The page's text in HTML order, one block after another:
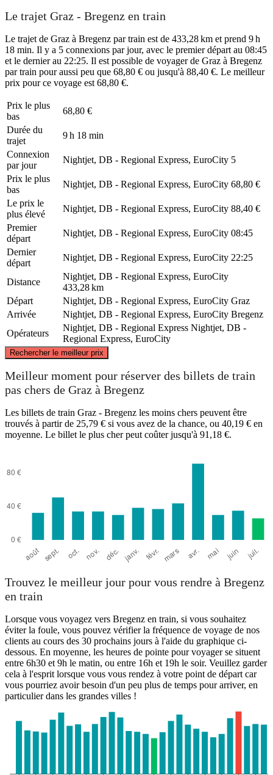
Le trajet Graz - Bregenz en train
Le trajet de Graz à Bregenz par train est de 433,28 km et prend 9 h
18 min. Il y a 5 connexions par jour, avec le premier départ au 08:45
et le dernier au 22:25. Il est possible de voyager de Graz à Bregenz
par train pour aussi peu que 68,80 € ou jusqu'à 88,40 €. Le meilleur
prix pour ce voyage est 68,80 €.
Prix ​​le plus
bas
68,80 €
Durée du
trajet
9 h 18 min
Connexion
par jour
Nightjet, DB - Regional Express, EuroCity 5
Prix ​​le plus
bas
Nightjet, DB - Regional Express, EuroCity 68,80 €
Le prix le
plus élevé
Nightjet, DB - Regional Express, EuroCity 88,40 €
Premier
départ
Nightjet, DB - Regional Express, EuroCity 08:45
Dernier
départ
Nightjet, DB - Regional Express, EuroCity 22:25
Distance
Nightjet, DB - Regional Express, EuroCity
433,28 km
Départ
Nightjet, DB - Regional Express, EuroCity Graz
Arrivée
Nightjet, DB - Regional Express, EuroCity Bregenz
Opérateurs
Nightjet, DB - Regional Express Nightjet, DB -
Regional Express, EuroCity
Rechercher le meilleur prix
Bregenz
©CARTO, ©
Meilleur moment pour réserver des billets de train
pas chers de Graz à Bregenz
Les billets de train Graz - Bregenz les moins chers peuvent être
trouvés à partir de 25,79 € si vous avez de la chance, ou 40,19 € en
moyenne. Le billet le plus cher peut coûter jusqu'à 91,18 €.
Trouvez le meilleur jour pour vous rendre à Bregenz
en train
Lorsque vous voyagez vers Bregenz en train, si vous souhaitez
éviter la foule, vous pouvez vérifier la fréquence de voyage de nos
clients au cours des 30 prochains jours à l'aide du graphique ci-
dessous. En moyenne, les heures de pointe pour voyager se situent
entre 6h30 et 9h le matin, ou entre 16h et 19h le soir. Veuillez garder
cela à l'esprit lorsque vous vous rendez à votre point de départ car
vous pourriez avoir besoin d'un peu plus de temps pour arriver, en
particulier dans les grandes villes !